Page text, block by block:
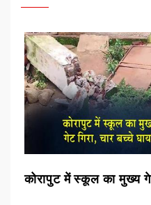
स्वास्थ्य में कमीशन